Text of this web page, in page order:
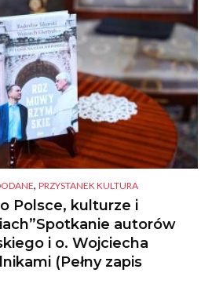
, PRZYSTANEK KULTURA
Polsce, kulturze i
autorów
i o. Wojciecha
(Pełny zapis